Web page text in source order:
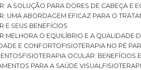
A SOLUÇÃO PARA DORES DE CABEÇA E
UMA ABORDAGEM EFICAZ PARA O
E SEUS BENEFÍCIOS
MELHORA O EQUILÍBRIO E A QUALIDADE
E CONFORTO
FISIOTERAPIA NO PÉ
FISIOTERAPIA OCULAR: BENEFÍCIOS
PARA A SAÚDE VISUAL